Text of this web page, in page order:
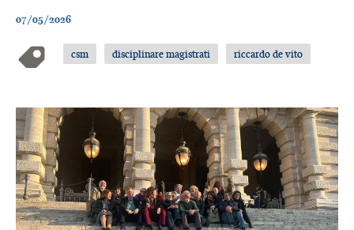
07/05/2026
csm disciplinare magistrati riccardo de vito